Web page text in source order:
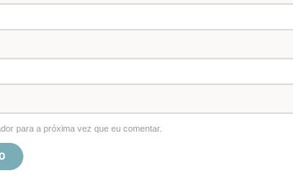
para a próxima vez que eu comentar.